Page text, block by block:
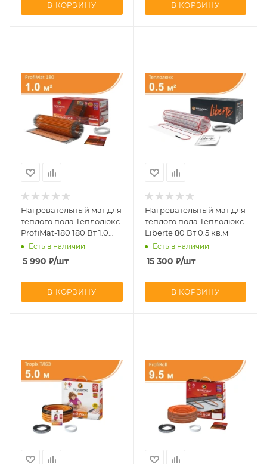
В КОРЗИНУ В КОРЗИНУ
Нагревательный мат для
теплого пола Теплолюкс
ProfiMat-180 180 Вт 1.0
кв.мЕсть в наличии
5 990 ₽/шт
В КОРЗИНУ
Нагревательный мат для
теплого пола Теплолюкс
Liberte 80 Вт 0.5 кв.м
Есть в наличии
15 300 ₽/шт
В КОРЗИНУ